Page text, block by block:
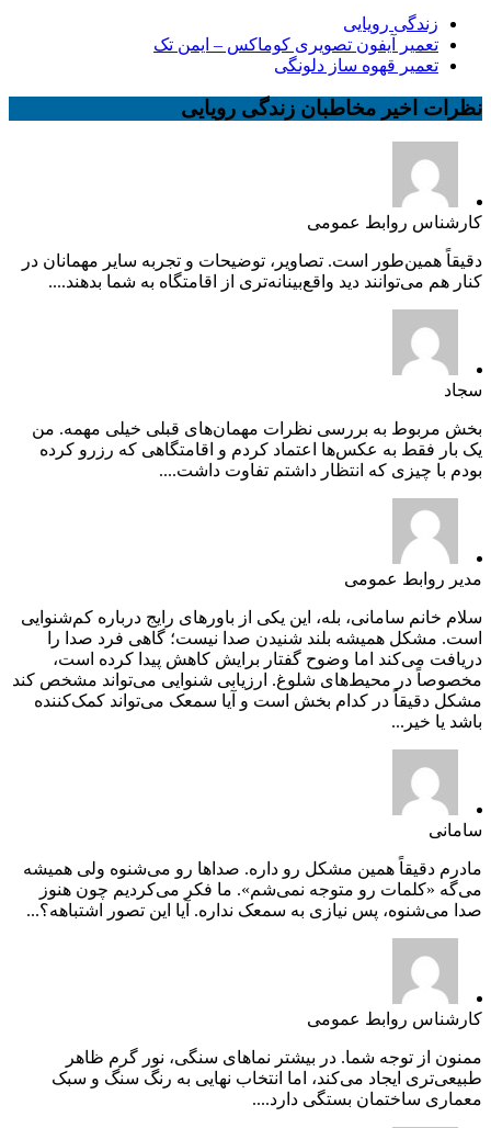
زندگی رویایی
تعمیر آیفون تصویری کوماکس – ایمن تک
تعمیر قهوه ساز دلونگی
نظرات اخیر مخاطبان زندگی رویایی
کارشناس روابط عمومی
دقیقاً همین‌طور است. تصاویر، توضیحات و تجربه سایر مهمانان در
کنار هم می‌توانند دید واقع‌بینانه‌تری از اقامتگاه به شما بدهند....
سجاد
بخش مربوط به بررسی نظرات مهمان‌های قبلی خیلی مهمه. من
یک بار فقط به عکس‌ها اعتماد کردم و اقامتگاهی که رزرو کرده
بودم با چیزی که انتظار داشتم تفاوت داشت....
مدیر روابط عمومی
سلام خانم سامانی، بله، این یکی از باورهای رایج درباره کم‌شنوایی
است. مشکل همیشه بلند شنیدن صدا نیست؛ گاهی فرد صدا را
دریافت می‌کند اما وضوح گفتار برایش کاهش پیدا کرده است،
مخصوصاً در محیط‌های شلوغ. ارزیابی شنوایی می‌تواند مشخص کند
مشکل دقیقاً در کدام بخش است و آیا سمعک می‌تواند کمک‌کننده
باشد یا خیر...
سامانی
مادرم دقیقاً همین مشکل رو داره. صداها رو می‌شنوه ولی همیشه
می‌گه «کلمات رو متوجه نمی‌شم». ما فکر می‌کردیم چون هنوز
صدا می‌شنوه، پس نیازی به سمعک نداره. آیا این تصور اشتباهه؟...
کارشناس روابط عمومی
ممنون از توجه شما. در بیشتر نماهای سنگی، نور گرم ظاهر
طبیعی‌تری ایجاد می‌کند، اما انتخاب نهایی به رنگ سنگ و سبک
معماری ساختمان بستگی دارد....